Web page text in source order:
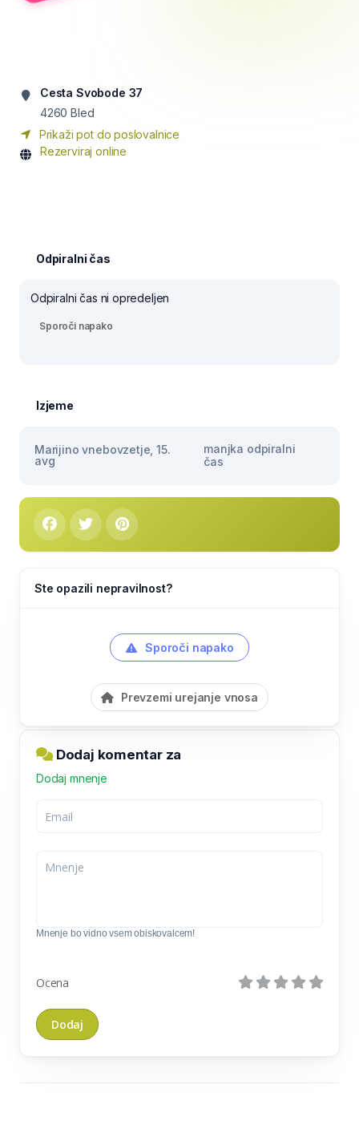
Cesta Svobode 37
4260 Bled
Prikaži pot do poslovalnice
Rezerviraj online
Odpiralni čas
Odpiralni čas ni opredeljen
Sporoči napako
Izjeme
Marijino vnebovzetje, 15.
avg
manjka odpiralni
čas
Ste opazili nepravilnost?
Sporoči napako
Prevzemi urejanje vnosa
Dodaj komentar za
Dodaj mnenje
Mnenje bo vidno vsem obiskovalcem!
Ocena